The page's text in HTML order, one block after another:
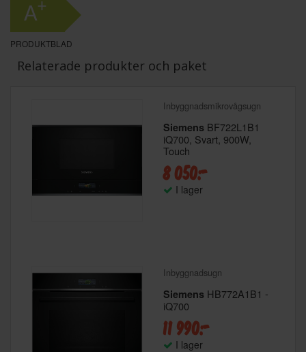
A+
PRODUKTBLAD
Relaterade produkter och paket
Inbyggnadsmikrovågsugn
Siemens BF722L1B1
iQ700, Svart, 900W,
Touch
8 050:-
I lager
Inbyggnadsugn
Siemens HB772A1B1 -
iQ700
11 990:-
I lager